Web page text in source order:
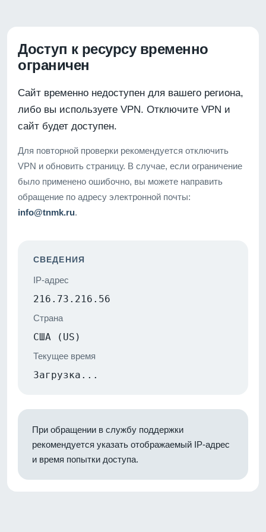
Доступ к ресурсу временно
ограничен
Сайт временно недоступен для вашего региона,
либо вы используете VPN. Отключите VPN и
сайт будет доступен.
Для повторной проверки рекомендуется отключить
VPN и обновить страницу. В случае, если ограничение
было применено ошибочно, вы можете направить
обращение по адресу электронной почты:
info@tnmk.ru.
СВЕДЕНИЯ
IP-адрес
216.73.216.56
Страна
США (US)
Текущее время
Загрузка...
При обращении в службу поддержки
рекомендуется указать отображаемый IP-адрес
и время попытки доступа.